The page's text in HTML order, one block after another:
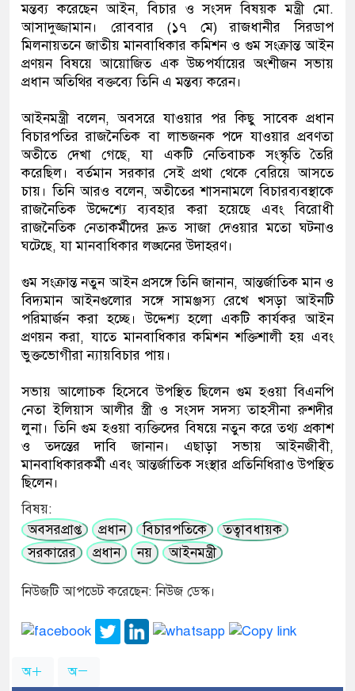
মন্তব্য করেছেন আইন, বিচার ও সংসদ বিষয়ক মন্ত্রী মো.
আসাদুজ্জামান। রোববার (১৭ মে) রাজধানীর সিরডাপ
মিলনায়তনে জাতীয় মানবাধিকার কমিশন ও গুম সংক্রান্ত আইন
প্রণয়ন বিষয়ে আয়োজিত এক উচ্চপর্যায়ের অংশীজন সভায়
প্রধান অতিথির বক্তব্যে তিনি এ মন্তব্য করেন।
আইনমন্ত্রী বলেন, অবসরে যাওয়ার পর কিছু সাবেক প্রধান
বিচারপতির রাজনৈতিক বা লাভজনক পদে যাওয়ার প্রবণতা
অতীতে দেখা গেছে, যা একটি নেতিবাচক সংস্কৃতি তৈরি
করেছিল। বর্তমান সরকার সেই প্রথা থেকে বেরিয়ে আসতে
চায়। তিনি আরও বলেন, অতীতের শাসনামলে বিচারব্যবস্থাকে
রাজনৈতিক উদ্দেশ্যে ব্যবহার করা হয়েছে এবং বিরোধী
রাজনৈতিক নেতাকর্মীদের দ্রুত সাজা দেওয়ার মতো ঘটনাও
ঘটেছে, যা মানবাধিকার লঙ্ঘনের উদাহরণ।
গুম সংক্রান্ত নতুন আইন প্রসঙ্গে তিনি জানান, আন্তর্জাতিক মান ও
বিদ্যমান আইনগুলোর সঙ্গে সামঞ্জস্য রেখে খসড়া আইনটি
পরিমার্জন করা হচ্ছে। উদ্দেশ্য হলো একটি কার্যকর আইন
প্রণয়ন করা, যাতে মানবাধিকার কমিশন শক্তিশালী হয় এবং
ভুক্তভোগীরা ন্যায়বিচার পায়।
সভায় আলোচক হিসেবে উপস্থিত ছিলেন গুম হওয়া বিএনপি
নেতা ইলিয়াস আলীর স্ত্রী ও সংসদ সদস্য তাহসীনা রুশদীর
লুনা। তিনি গুম হওয়া ব্যক্তিদের বিষয়ে নতুন করে তথ্য প্রকাশ
ও তদন্তের দাবি জানান। এছাড়া সভায় আইনজীবী,
মানবাধিকারকর্মী এবং আন্তর্জাতিক সংস্থার প্রতিনিধিরাও উপস্থিত
ছিলেন।
বিষয়:
অবসরপ্রাপ্ত
প্রধান বিচারপতিকে
তত্বাবধায়ক
সরকারের
প্রধান নয় আইনমন্ত্রী
নিউজটি আপডেট করেছেন: নিউজ ডেস্ক।
অ অ